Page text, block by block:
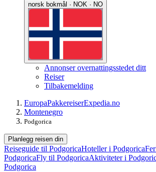
norsk bokmål · NOK · NO
Annonser overnattingsstedet ditt
Reiser
Tilbakemelding
EuropaPakkereiserExpedia.no
Montenegro
Podgorica
Planlegg reisen din
Reiseguide til PodgoricaHoteller i Podgorica
PodgoricaFly til PodgoricaAktiviteter i
Podgorica